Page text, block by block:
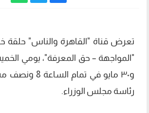
تعرض قناة "القاهرة والناس" حلقة
و٣٠ مايو في تمام
رئاسة مجلس الوزراء.